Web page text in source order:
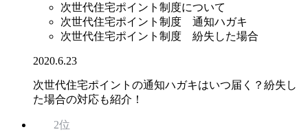
次世代住宅ポイント制度について
次世代住宅ポイント制度 通知ハガキ
次世代住宅ポイント制度 紛失した場合
2020.6.23
次世代住宅ポイントの通知ハガキはいつ届く？紛失し
た場合の対応も紹介！
2位